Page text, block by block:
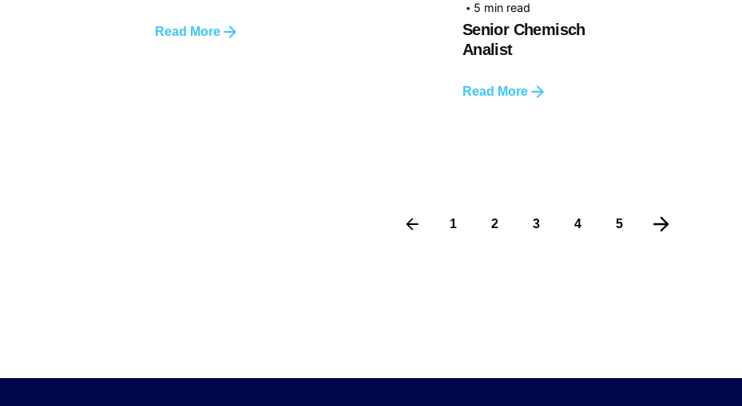
Read More
5 min read
Senior Chemisch
Analist
Read More
1 2 3 4 5